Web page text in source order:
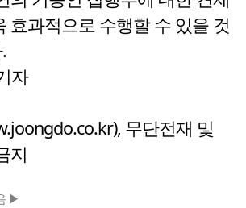
효과적으로 수행할 수 있을 것
자
무단전재 및
지
▶